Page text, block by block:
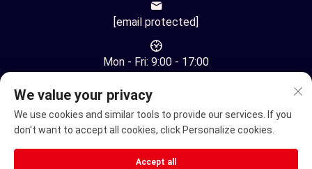
[email protected]
Mon - Fri: 9:00 - 17:00
Urheberrecht © Ningbo Youhuan Automation Technology Co.,
We value your privacy
We use cookies and similar tools to provide our services. If you
don't want to accept all cookies, click Personalize cookies.
Accept all